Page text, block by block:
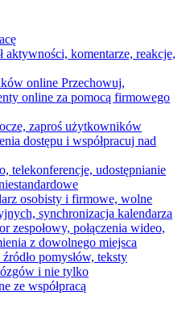
aktywności, komentarze, reakcje,
online Przechowuj,
online za pomocą firmowego
zaproś użytkowników
dostępu i współpracuj nad
telekonferencje, udostępnianie
osobisty i firmowe, wolne
synchronizacja kalendarza
zespołowy, połączenia wideo,
z dowolnego miejsca
pomysłów, teksty
i nie tylko
ze współpracą